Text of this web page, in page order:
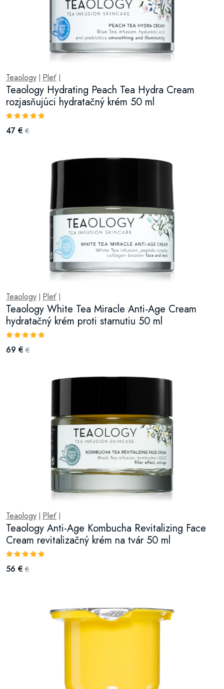
Teaology Pleť
Teaology Hydrating Peach Tea Hydra Cream
rozjasňujúci hydratačný krém 50 ml
47 € €
Teaology Pleť
Teaology White Tea Miracle Anti-Age Cream
hydratačný krém proti starnutiu 50 ml
69 € €
Teaology Pleť
Teaology Anti-Age Kombucha Revitalizing Face
Cream revitalizačný krém na tvár 50 ml
56 € €